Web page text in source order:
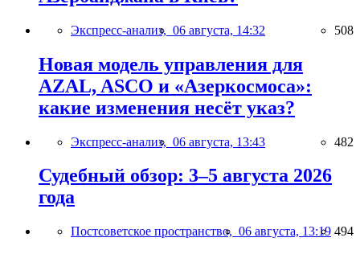
Экспресс-анализ, 06 августа, 14:32 508
Новая модель управления для
AZAL, ASCO и «Азеркосмоса»:
какие изменения несёт указ?
Экспресс-анализ, 06 августа, 13:43 482
Судебный обзор: 3–5 августа 2026
года
Постсоветское пространство, 06 августа, 13:19 494